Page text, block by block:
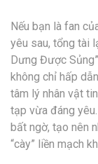
Nếu bạn là fan
yêu sau, tổng tài
Dưng Được
không chỉ hấp
tâm lý nhân vật
tạp vừa đáng
bất ngờ, tạo nên
“cày” liền mạch